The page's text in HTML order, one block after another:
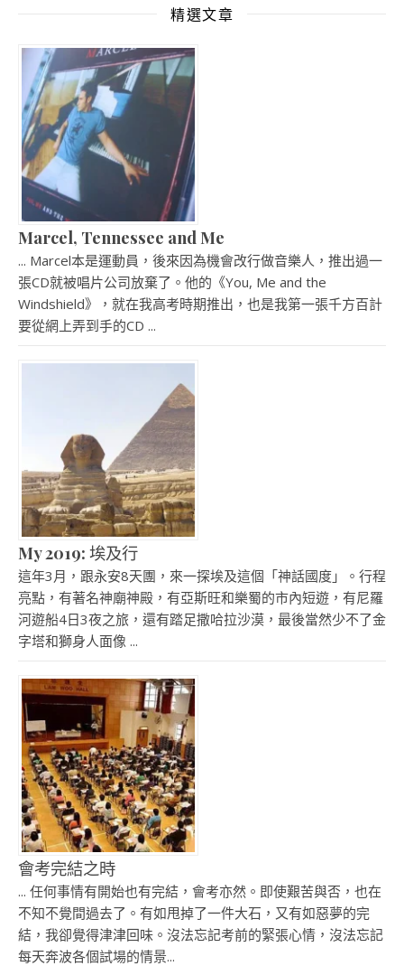
精選文章
Marcel, Tennessee and Me
... Marcel本是運動員，後來因為機會改行做音樂人，推出過一
張CD就被唱片公司放棄了。他的《You, Me and the
Windshield》，就在我高考時期推出，也是我第一張千方百計
要從網上弄到手的CD ...
My 2019: 埃及行
這年3月，跟永安8天團，來一探埃及這個「神話國度」。行程
亮點，有著名神廟神殿，有亞斯旺和樂蜀的市內短遊，有尼羅
河遊船4日3夜之旅，還有踏足撒哈拉沙漠，最後當然少不了金
字塔和獅身人面像 ...
會考完結之時
... 任何事情有開始也有完結，會考亦然。即使艱苦與否，也在
不知不覺間過去了。有如甩掉了一件大石，又有如惡夢的完
結，我卻覺得津津回味。沒法忘記考前的緊張心情，沒法忘記
每天奔波各個試場的情景...